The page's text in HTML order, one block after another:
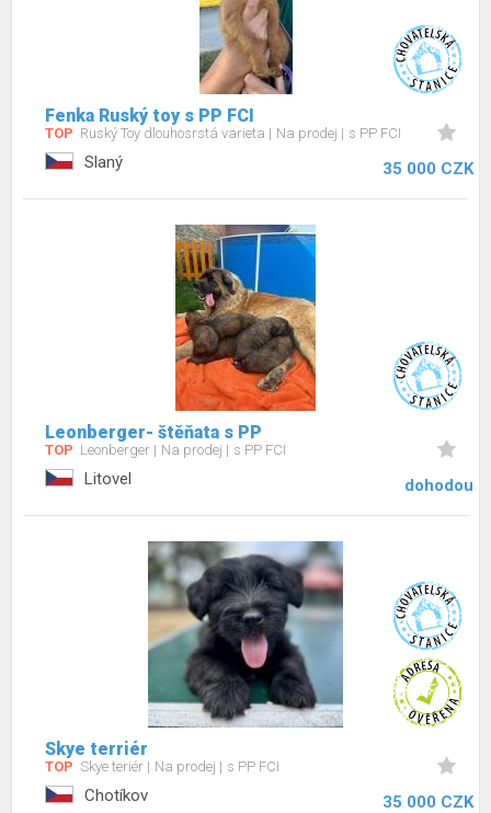
Fenka Ruský toy s PP FCI
TOP Ruský Toy dlouhosrstá varieta Na prodej s PP FCI
Slaný 35 000 CZK
Leonberger- štěňata s PP
TOP Leonberger Na prodej s PP FCI
Litovel dohodou
Skye terriér
TOP Skye teriér Na prodej s PP FCI
Chotíkov 35 000 CZK